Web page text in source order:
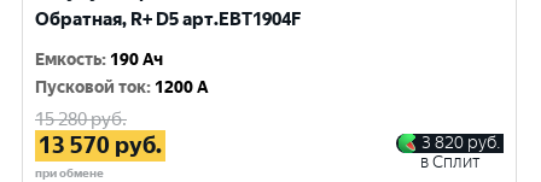
Обратная, R+ D5 арт.EBT1904F
Емкость: 190 Ач
Пусковой ток: 1200 A
15 280руб.
13 570 руб.
при обмене
3 820 руб.
в Сплит